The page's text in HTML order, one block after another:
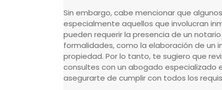
Sin embargo, cabe mencionar que
especialmente aquellos que involucran
pueden requerir la presencia de un
formalidades, como la elaboración de un
propiedad. Por lo tanto, te sugiero que
consultes con un abogado especializado
asegurarte de cumplir con todos los